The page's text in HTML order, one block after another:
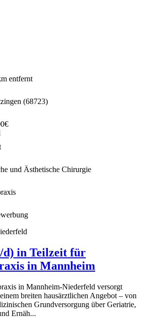
entfernt
(68723)
und Ästhetische Chirurgie
d) in Teilzeit für
in Mannheim
in Mannheim-Niederfeld versorgt
breiten hausärztlichen Angebot – von
Grundversorgung über Geriatrie,
Ernäh...